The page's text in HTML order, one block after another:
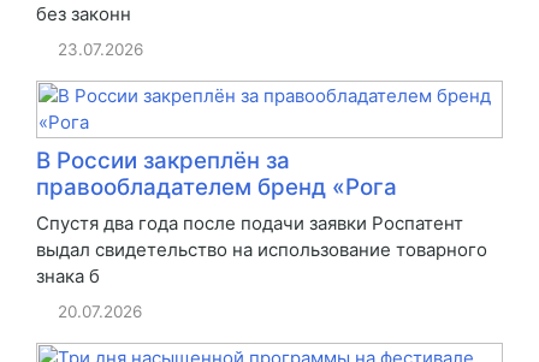
без законн
23.07.2026
В России закреплён за
правообладателем бренд «Рога
Спустя два года после подачи заявки Роспатент
выдал свидетельство на использование товарного
знака б
20.07.2026